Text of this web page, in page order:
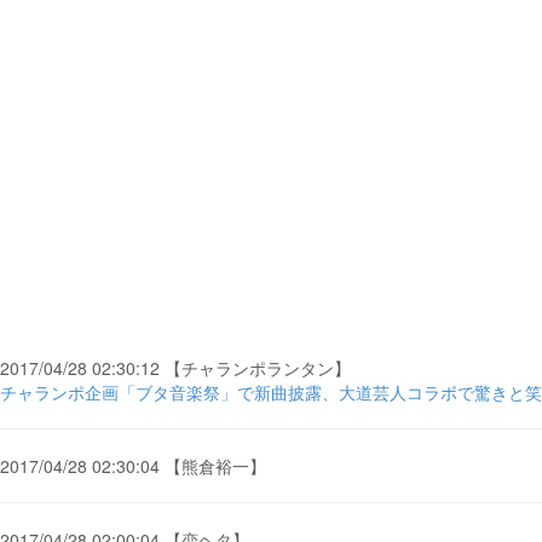
2017/04/28 02:30:12 【チャランポランタン】
チャランポ企画「ブタ音楽祭」で新曲披露、大道芸人コラボで驚きと
2017/04/28 02:30:04 【熊倉裕一】